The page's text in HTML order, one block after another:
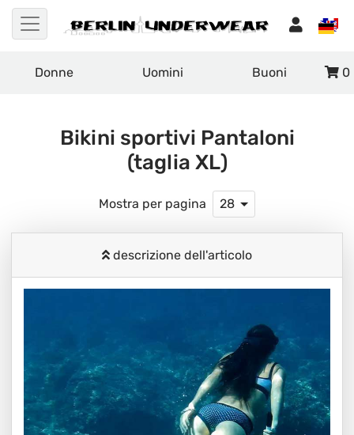
Donne Uomini Buoni 0
Bikini sportivi Pantaloni
(taglia XL)
Mostra per pagina 28
descrizione dell'articolo